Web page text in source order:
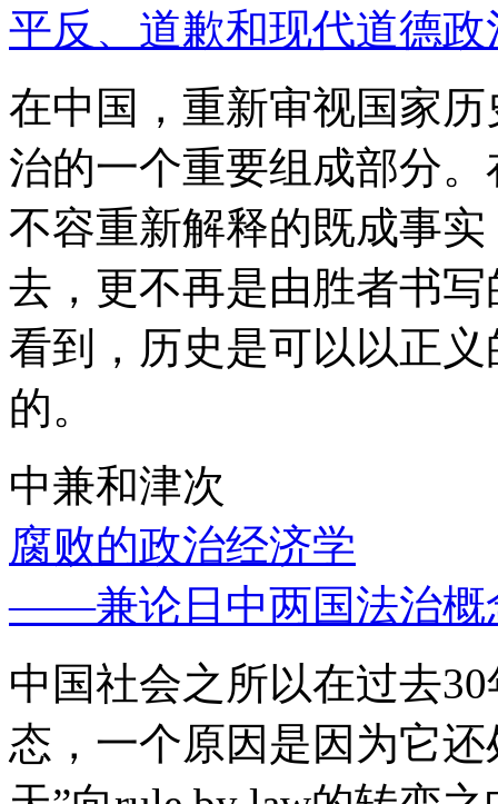
平反、道歉和现代道德政
在中国，重新审视国家
治的一个重要组成部分
不容重新解释的既成事
去，更不再是由胜者书
看到，历史是可以以正
的。
中兼和津次
腐败的政治经济学
——兼论日中两国法治概
中国社会之所以在过去
态，一个原因是因为它